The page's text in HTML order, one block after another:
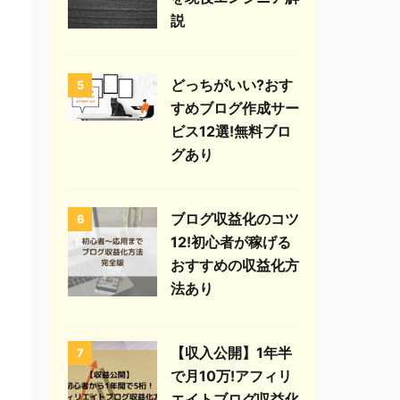
説
5
どっちがいい?おす
すめブログ作成サー
ビス12選!無料ブロ
グあり
6
ブログ収益化のコツ
12!初心者が稼げる
おすすめの収益化方
法あり
7
【収入公開】1年半
で月10万!アフィリ